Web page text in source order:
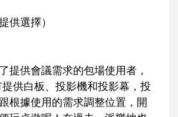
供選擇）
提供會議需求的包場使用者，
供白板、投影機和投影幕，投
根據使用的需求調整位置，開